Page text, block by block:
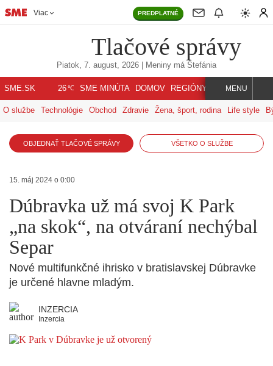
Viac PREDPLATNÉ
Tlačové správy
Piatok, 7. august, 2026 | Meniny má Štefánia
SME.SK 26℃ SME MINÚTA DOMOV REGIÓNY INDEX SVET
MENU
O službe Technológie Obchod Zdravie Žena, šport, rodina Life style
OBJEDNAŤ TLAČOVÉ SPRÁVY VŠETKO O SLUŽBE
15. máj 2024 o 0:00
Dúbravka už má svoj K Park
„na skok“, na otváraní nechýbal
Separ
Nové multifunkčné ihrisko v bratislavskej Dúbravke
je určené hlavne mladým.
INZERCIA
Inzercia